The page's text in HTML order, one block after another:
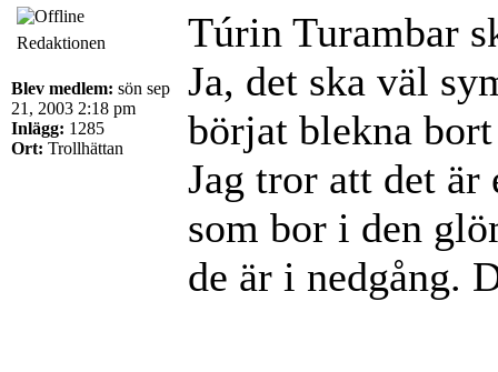
Redaktionen
Blev medlem: sön sep
21, 2003 2:18 pm
Inlägg: 1285
Ort: Trollhättan
Túrin Turambar
Ja, det ska väl
börjat blekna
Jag tror att det
som bor i den
de är i nedgång.